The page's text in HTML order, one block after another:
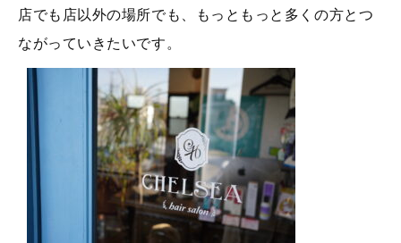
店でも店以外の場所でも、もっともっと多くの方とつ
ながっていきたいです。